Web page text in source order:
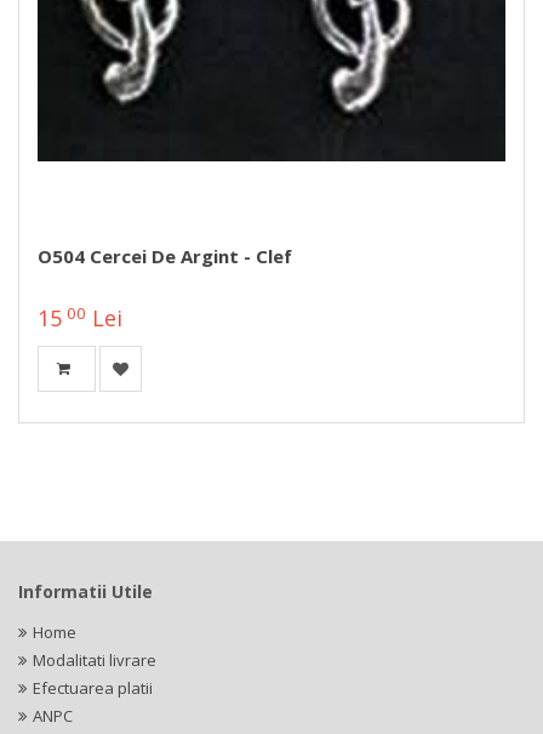
O504 Cercei De Argint - Clef
15 00 Lei
Informatii Utile
Home
Modalitati livrare
Efectuarea platii
ANPC